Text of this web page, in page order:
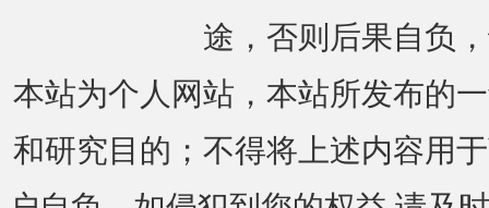
途，否则后果自负
本站为个人网站，本站所发布的
和研究目的；不得将上述内容用